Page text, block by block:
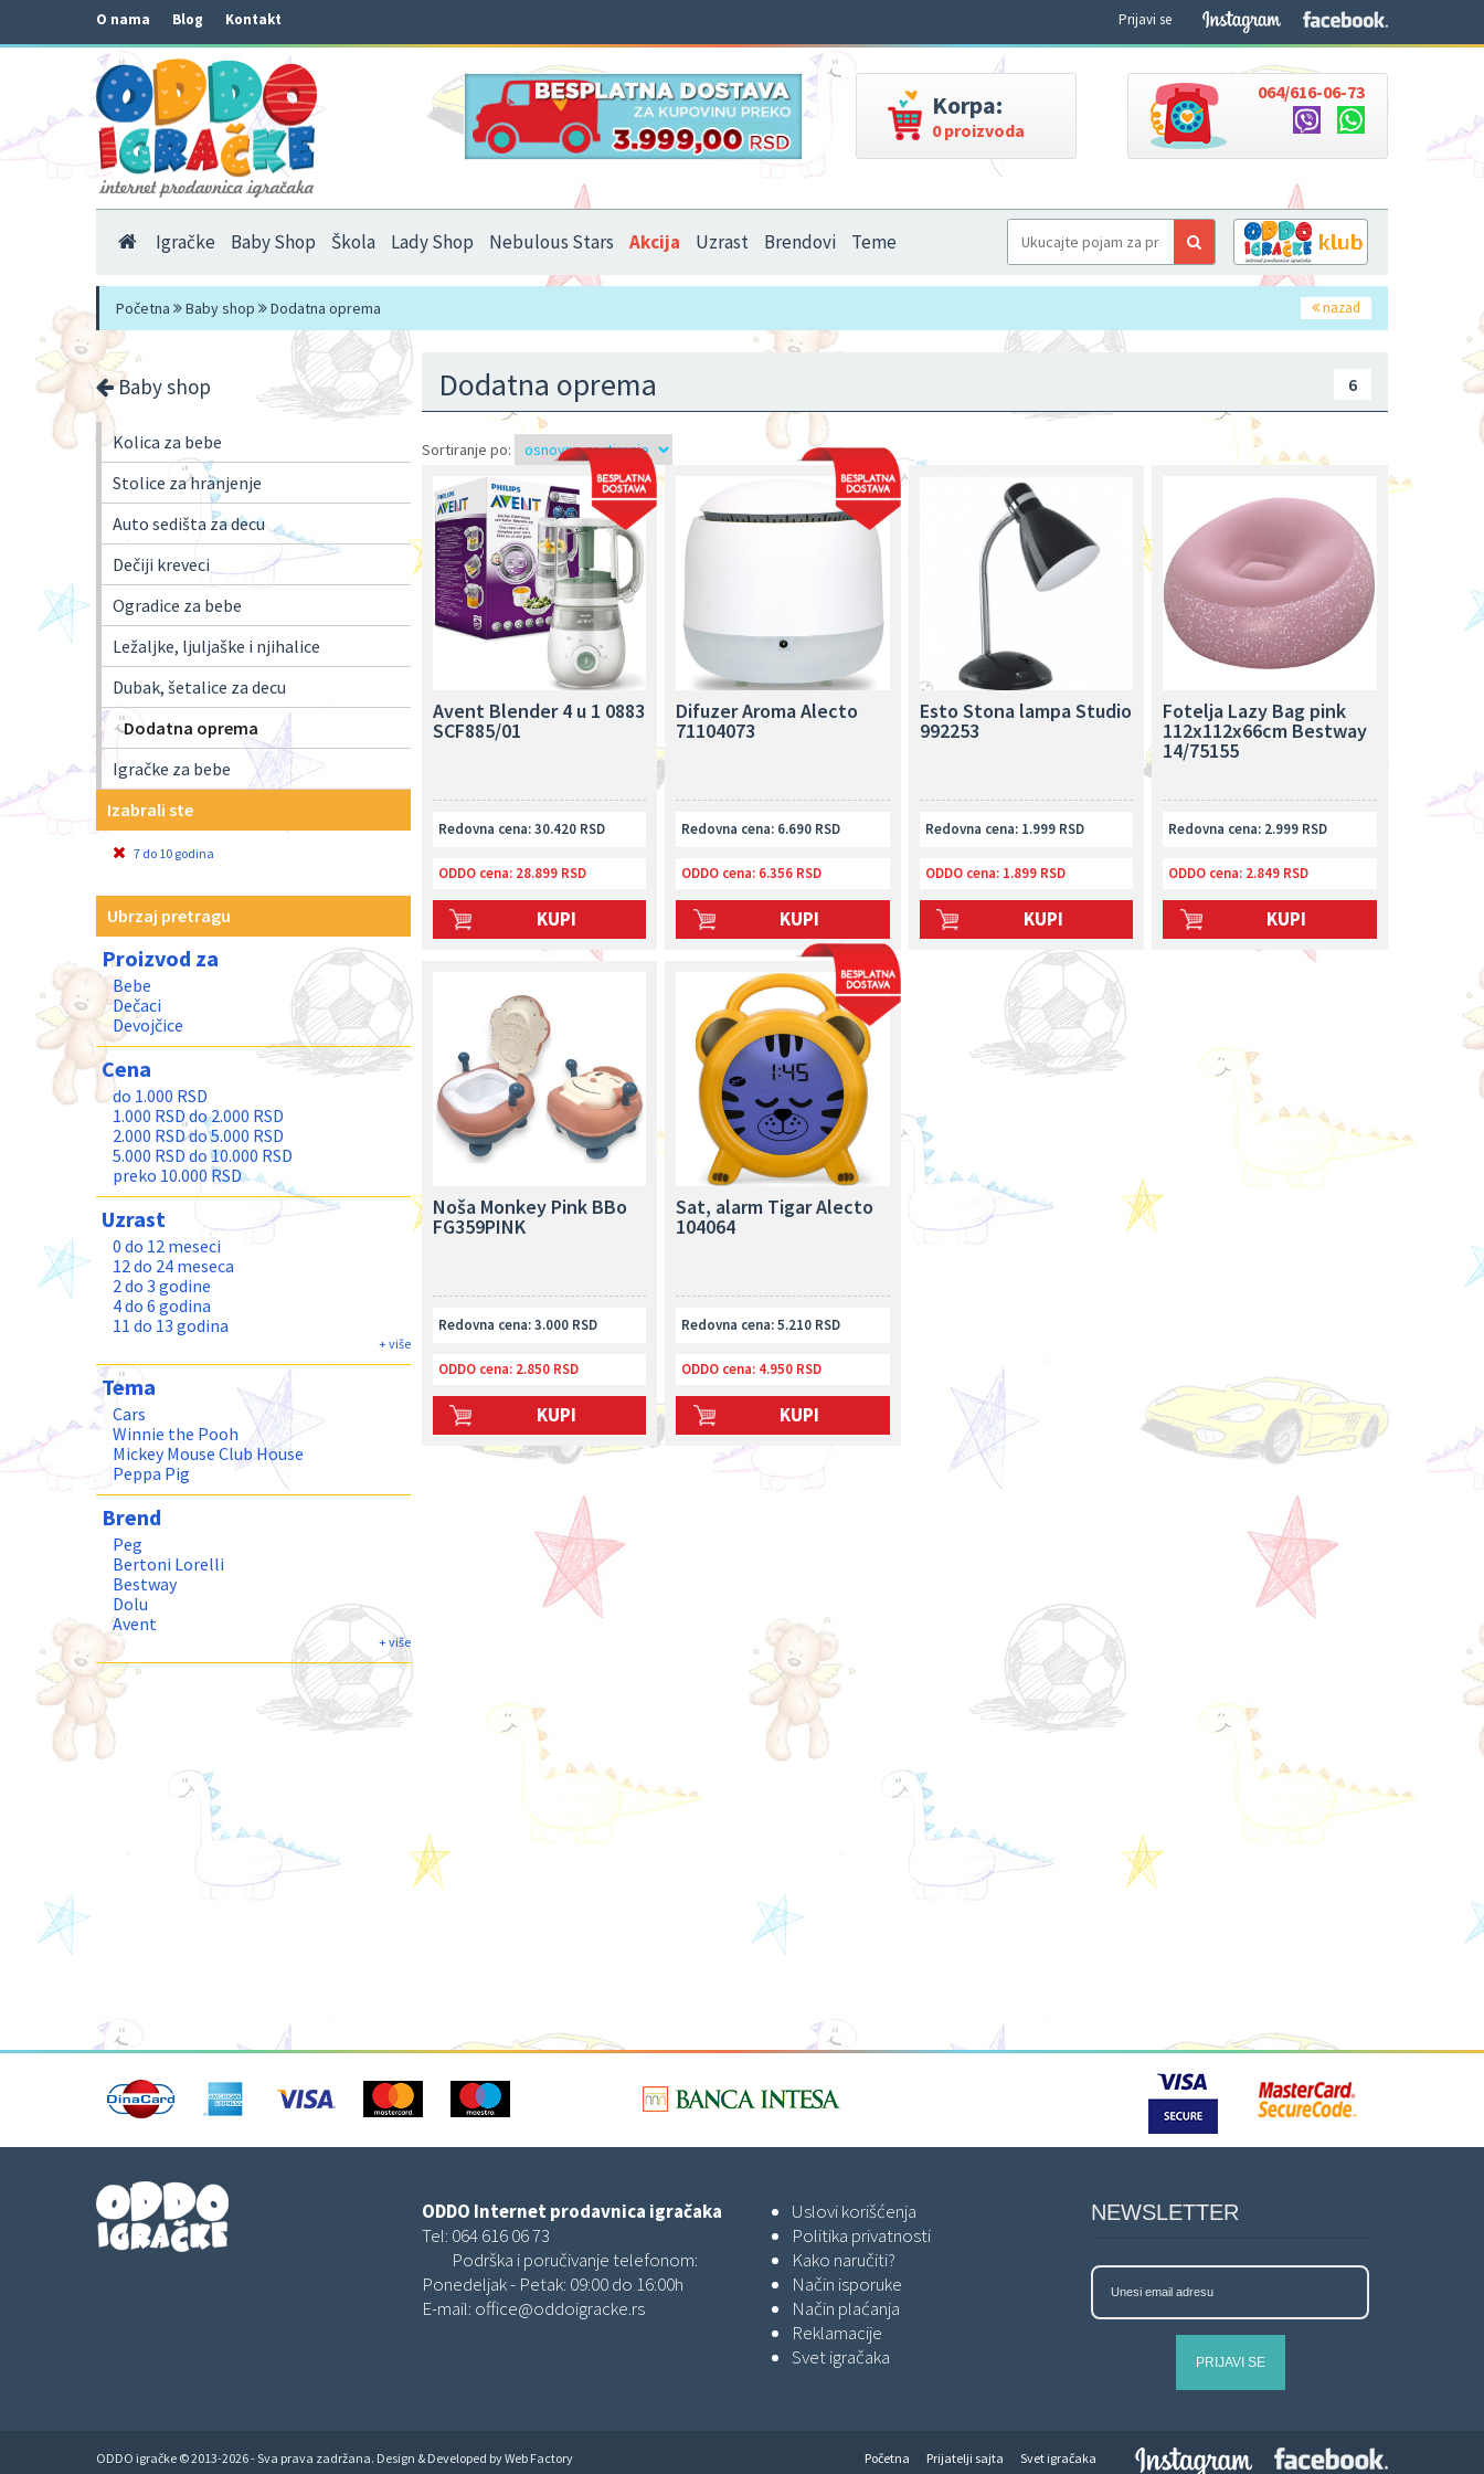
O nama Blog Kontakt Prijavi se
Korpa:
0 proizvoda
064/616-06-73
Igračke Baby Shop Škola Lady Shop Nebulous Stars Akcija Uzrast Brendovi Teme
Početna Baby shop Dodatna oprema nazad
Baby shop
Kolica za bebe
Stolice za hranjenje
Auto sedišta za decu
Dečiji kreveci
Ogradice za bebe
Ležaljke, ljuljaške i njihalice
Dubak, šetalice za decu
Dodatna oprema
Igračke za bebe
Izabrali ste
7 do 10 godina
Ubrzaj pretragu
Proizvod za
Bebe
Dečaci
Devojčice
Cena
do 1.000 RSD
1.000 RSD do 2.000 RSD
2.000 RSD do 5.000 RSD
5.000 RSD do 10.000 RSD
preko 10.000 RSD
Uzrast
0 do 12 meseci
12 do 24 meseca
2 do 3 godine
4 do 6 godina
11 do 13 godina
Odrasli
+ više
Tema
Cars
Winnie the Pooh
Mickey Mouse Club House
Peppa Pig
Brend
Peg
Bertoni Lorelli
Bestway
Dolu
Avent
Canpol
BabyJem
Vtech
BBO
Flow Amsterdam
+ više
Dodatna oprema 6
Sortiranje po:
Avent Blender 4 u 1 0883
SCF885/01
Redovna cena: 30.420 RSD
ODDO cena:28.899 RSD
KUPI
Difuzer Aroma Alecto
71104073
Redovna cena: 6.690 RSD
ODDO cena: 6.356 RSD
KUPI
Esto Stona lampa Studio
992253
Redovna cena: 1.999 RSD
ODDO cena:1.899 RSD
KUPI
Fotelja Lazy Bag pink
112x112x66cm Bestway
14/75155
Redovna cena: 2.999 RSD
ODDO cena: 2.849 RSD
KUPI
Noša Monkey Pink BBo
FG359PINK
Redovna cena: 3.000 RSD
ODDO cena:2.850 RSD
KUPI
Sat, alarm Tigar Alecto
104064
Redovna cena: 5.210 RSD
ODDO cena: 4.950 RSD
KUPI
ODDO Internet prodavnica igračaka
Tel: 064 616 06 73
Podrška i poručivanje telefonom:
Ponedeljak - Petak: 09:00 do 16:00h
E-mail: office@oddoigracke.rs
Uslovi korišćenja
Politika privatnosti
Kako naručiti?
Način isporuke
Način plaćanja
Reklamacije
Svet igračaka
NEWSLETTER
PRIJAVI SE
ODDO igračke © 2013-2026 - Sva prava zadržana. Design & Developed byWeb Factory Početna Prijatelji sajta Svet igračaka